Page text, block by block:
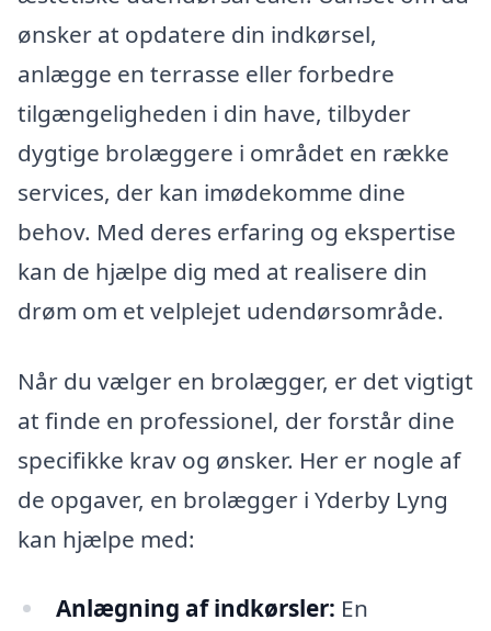
ønsker at opdatere din indkørsel,
anlægge en terrasse eller forbedre
tilgængeligheden i din have, tilbyder
dygtige brolæggere i området en række
services, der kan imødekomme dine
behov. Med deres erfaring og ekspertise
kan de hjælpe dig med at realisere din
drøm om et velplejet udendørsområde.
Når du vælger en brolægger, er det vigtigt
at finde en professionel, der forstår dine
specifikke krav og ønsker. Her er nogle af
de opgaver, en brolægger i Yderby Lyng
kan hjælpe med:
Anlægning af indkørsler: En